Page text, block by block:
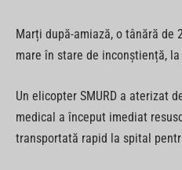
Marți după-amiază, o tânără de
mare în stare de inconștiență,
Un elicopter SMURD a aterizat
medical a început imediat
transportată rapid la spital